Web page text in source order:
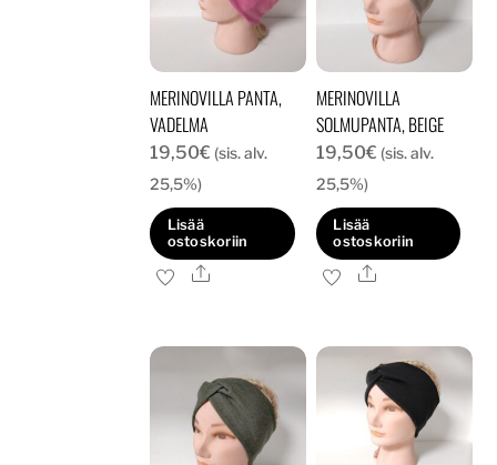
MERINOVILLA PANTA,
VADELMA
19,50€ (sis. alv.
25,5%)
Lisää
ostoskoriin
Ale
MERINOVILLA
SOLMUPANTA, BEIGE
19,50€ (sis. alv.
25,5%)
Lisää
ostoskoriin
Ale